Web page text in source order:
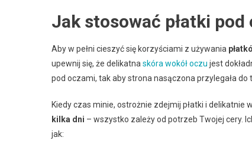
Jak stosować płatki pod
Aby w pełni cieszyć się korzyściami z używania
upewnij się, że delikatna skóra wokół oczu jest
pod oczami, tak aby strona nasączona przylegała
Kiedy czas minie, ostrożnie zdejmij płatki i delikatnie
kilka dni – wszystko zależy od potrzeb Twojej cery.
jak: